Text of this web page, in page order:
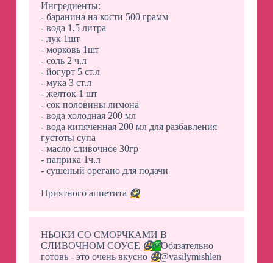
Ингредиенты:
- баранина на кости 500 грамм
- вода 1,5 литра
- лук 1шт
- морковь 1шт
- соль 2 ч.л
- йогурт 5 ст.л
- мука 3 ст.л
- желток 1 шт
- сок половины лимона
- вода холодная 200 мл
- вода кипяченная 200 мл для разбавления
густоты супа
- масло сливочное 30гр
- паприка 1ч.л
- сушеный орегано для подачи
Приятного аппетита 😋
НЬОКИ СО СМОРЧКАМИ В
СЛИВОЧНОМ СОУСЕ 🤤✅Обязательно
готовь - это очень вкусно 🤤@vasilymishlen